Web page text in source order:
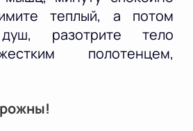
теплый, а потом
разотрите тело
полотенцем,